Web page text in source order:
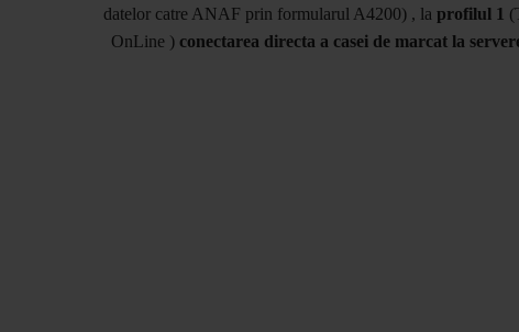
datelor catre ANAF prin formularul A4200) , la profilul 1
OnLine ) conectarea directa a casei de marcat la